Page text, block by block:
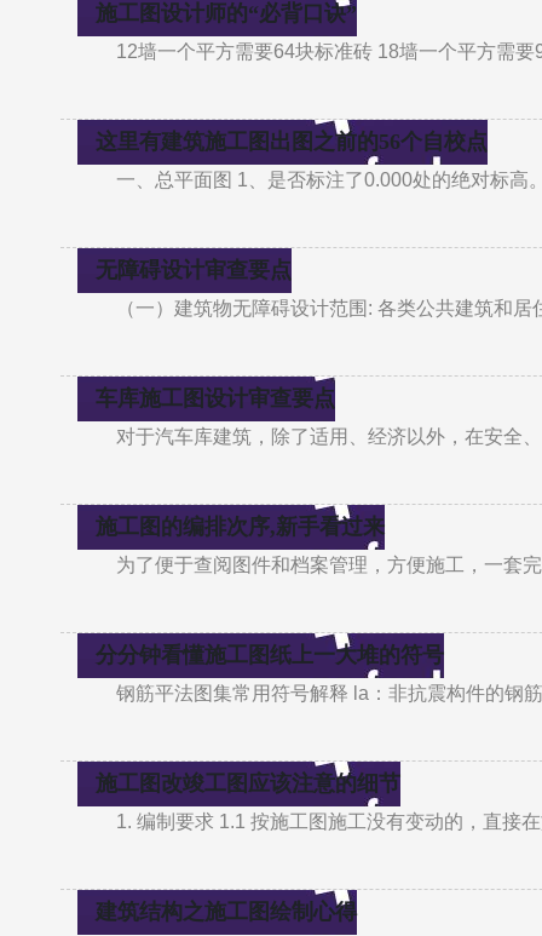
施工图设计师的“必背口诀”
12墙一个平方需要64块标准砖 18墙一个平方需
这里有建筑施工图出图之前的56个自校点
一、总平面图 1、是否标注了0.000处的绝对标高
无障碍设计审查要点
（一）建筑物无障碍设计范围: 各类公共建筑和
车库施工图设计审查要点
对于汽车库建筑，除了适用、经济以外，在安全
施工图的编排次序,新手看过来
为了便于查阅图件和档案管理，方便施工，一套
分分钟看懂施工图纸上一大堆的符号
钢筋平法图集常用符号解释 la：非抗震构件的钢
施工图改竣工图应该注意的细节
1. 编制要求 1.1 按施工图施工没有变动的，直接
建筑结构之施工图绘制心得